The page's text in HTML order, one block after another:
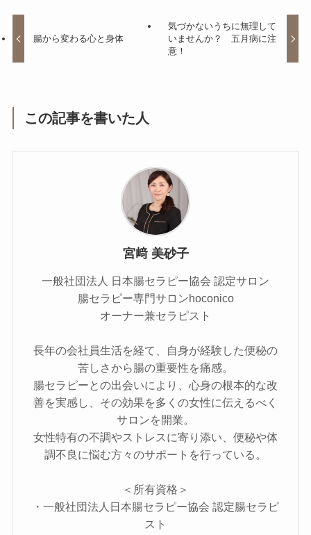
腸から変わる心と身体
気づかないうちに無理して
いませんか？ 五月病に注
意！
この記事を書いた人
宮﨑 美砂子
一般社団法人 日本腸セラピー協会 認定サロン
腸セラピー専門サロンhoconico
オーナー兼セラピスト
長年の会社員生活を経て、自身が経験した便秘の
苦しさから腸の重要性を痛感。​
腸セラピーとの出会いにより、心身の根本的な改
善を実感し、その効果を多くの女性に伝えるべく
サロンを開業。​
女性特有の不調やストレスに寄り添い、便秘や体
調不良に悩む方々のサポートを行っている。
＜所有資格＞
・一般社団法人日本腸セラピー協会 認定腸セラピ
スト